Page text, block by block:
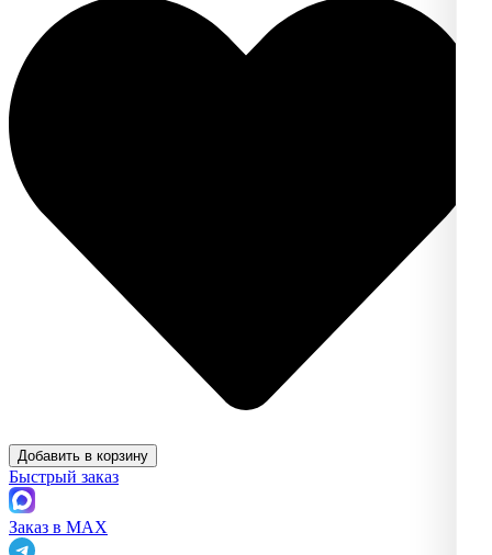
Добавить в корзину
Быстрый заказ
Заказ в MAX